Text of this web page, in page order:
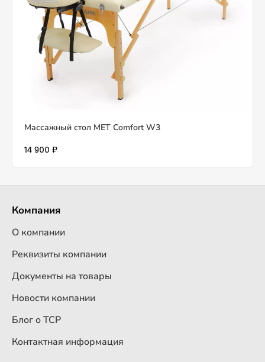
Массажный стол MET Comfort W3
14 900 ₽
Компания
О компании
Реквизиты компании
Документы на товары
Новости компании
Блог о ТСР
Контактная информация